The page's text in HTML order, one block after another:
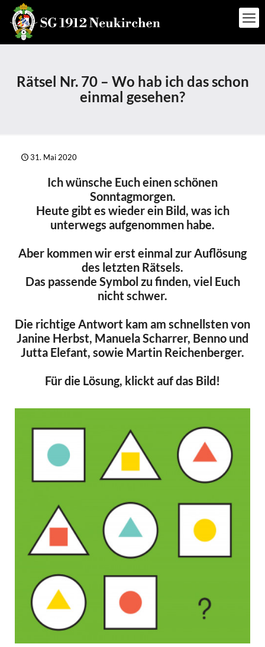
Rätsel Nr. 70 – Wo hab ich das schon
einmal gesehen?
31. Mai 2020
Ich wünsche Euch einen schönen
Sonntagmorgen.
Heute gibt es wieder ein Bild, was ich
unterwegs aufgenommen habe.
Aber kommen wir erst einmal zur Auflösung
des letzten Rätsels.
Das passende Symbol zu finden, viel Euch
nicht schwer.
Die richtige Antwort kam am schnellsten von
Janine Herbst, Manuela Scharrer, Benno und
Jutta Elefant, sowie Martin Reichenberger.
Für die Lösung, klickt auf das Bild!